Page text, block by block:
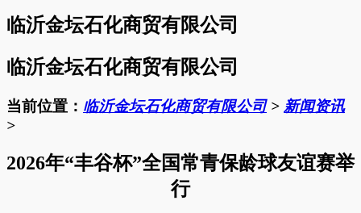
临沂金坛石化商贸有限公司
临沂金坛石化商贸有限公司
当前位置： 临沂金坛石化商贸有限公司> 新闻资讯
>
2026年“丰谷杯”全国常青保龄球友谊赛举
行